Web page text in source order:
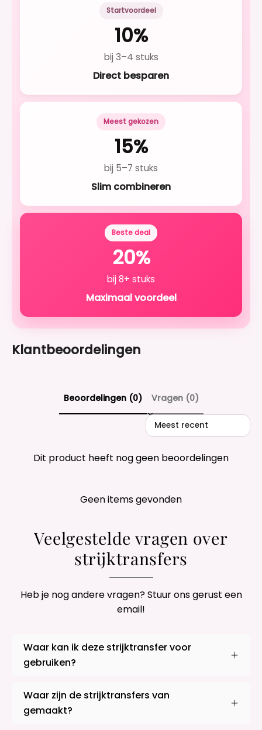
Startvoordeel
10%
bij 3–4 stuks
Direct besparen
Meest gekozen
15%
bij 5–7 stuks
Slim combineren
Beste deal
20%
bij 8+ stuks
Maximaal voordeel
Klantbeoordelingen
Beoordelingen (0) Vragen (0)
Sort reviews by
Dit product heeft nog geen beoordelingen
Geen items gevonden
Veelgestelde vragen over
strijktransfers
Heb je nog andere vragen? Stuur ons gerust een
email!
Waar kan ik deze strijktransfer voor
gebruiken?
Waar zijn de strijktransfers van
gemaakt?